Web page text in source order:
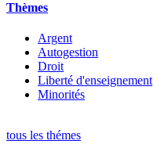
Thèmes
Argent
Autogestion
Droit
Liberté d'enseignement
Minorités
tous les thémes